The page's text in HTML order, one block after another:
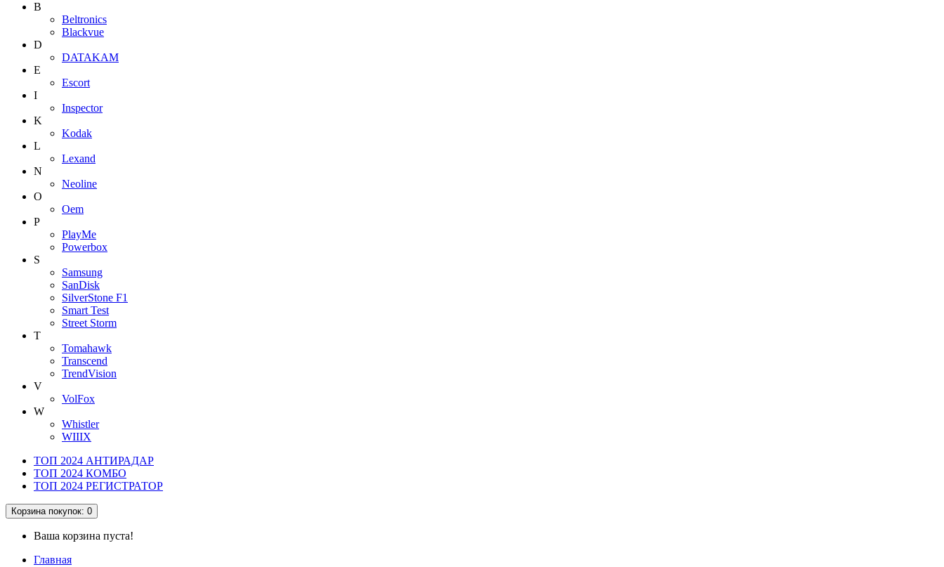
B
Beltronics
Blackvue
D
DATAKAM
E
Escort
I
Inspector
K
Kodak
L
Lexand
N
Neoline
O
Oem
P
PlayMe
Powerbox
S
Samsung
SanDisk
SilverStone F1
Smart Test
Street Storm
T
Tomahawk
Transcend
TrendVision
V
VolFox
W
Whistler
WIIIX
ТОП 2024 АНТИРАДАР
ТОП 2024 КОМБО
ТОП 2024 РЕГИСТРАТОР
Корзинапокупок: 0
Ваша корзина пуста!
Главная